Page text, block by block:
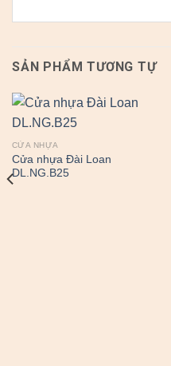
SẢN PHẨM TƯƠNG TỰ
CỬA NHỰA
Cửa nhựa Đài Loan
DL.NG.B25